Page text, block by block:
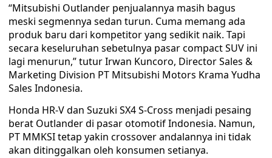
“Mitsubishi Outlander penjualannya masih bagus
meski segmennya sedan turun. Cuma memang ada
produk baru dari kompetitor yang sedikit naik. Tapi
secara keseluruhan sebetulnya pasar compact SUV ini
lagi menurun,” tutur Irwan Kuncoro, Director Sales &
Marketing Division PT Mitsubishi Motors Krama Yudha
Sales Indonesia.
Honda HR-V dan Suzuki SX4 S-Cross menjadi pesaing
berat Outlander di pasar otomotif Indonesia. Namun,
PT MMKSI tetap yakin crossover andalannya ini tidak
akan ditinggalkan oleh konsumen setianya.